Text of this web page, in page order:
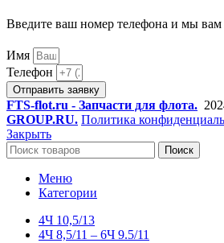
Введите ваш номер телефона и мы вам
Имя
Телефон
Отправить заявку
FTS-flot.ru - Запчасти для флота.
GROUP.RU. Политика
Закрыть
Поиск
Меню
Категории
4Ч 10,5/13
4Ч 8,5/11 – 6Ч 9.5/11